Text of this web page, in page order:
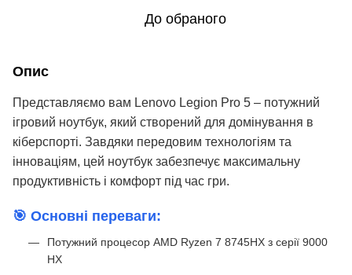
До обраного
Опис
Представляємо вам Lenovo Legion Pro 5 – потужний
ігровий ноутбук, який створений для домінування в
кіберспорті. Завдяки передовим технологіям та
інноваціям, цей ноутбук забезпечує максимальну
продуктивність і комфорт під час гри.
🎯 Основні переваги:
Потужний процесор AMD Ryzen 7 8745HX з серії 9000
HX